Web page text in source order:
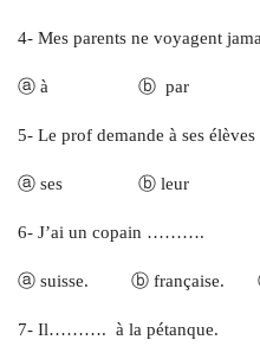
4- Mes parents ne voyagent
ⓐ à ⓑ par ⓒ
5- Le prof demande à ses
ⓐ ses ⓑ leur ⓒ
6- J’ai un copain ……….
ⓐ suisse. ⓑ française. ⓒ
7- Il………. à la pétanque.